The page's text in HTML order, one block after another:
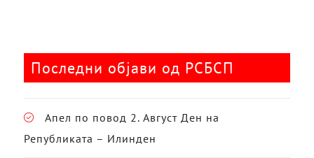
Последни објави од РСБСП
Апел по повод 2. Август Ден на
Републиката – Илинден